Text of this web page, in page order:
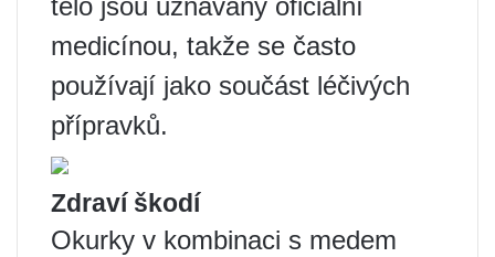
tělo jsou uznávány oficiální
medicínou, takže se často
používají jako součást léčivých
přípravků.
Zdraví škodí
Okurky v kombinaci s medem